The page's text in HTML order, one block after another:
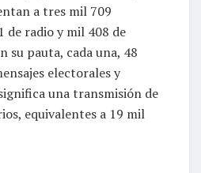
a tres mil 709
de radio y mil 408 de
su pauta, cada una, 48
electorales y
una transmisión de
equivalentes a 19 mil